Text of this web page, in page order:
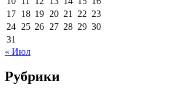
17 18 19 20 21 22 23
24 25 26 27 28 29 30
31
« Июл
Рубрики